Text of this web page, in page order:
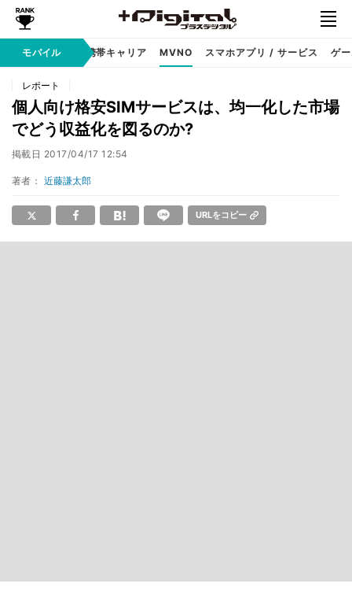
モバイル
Android 携帯キャリア MVNO スマホアプリ / サービス ゲ
レポート
個人向け格安SIMサービスは、均一化した市場
でどう収益化を図るのか?
掲載日 2017/04/17 12:54
著者： 近藤謙太郎
URLをコピー